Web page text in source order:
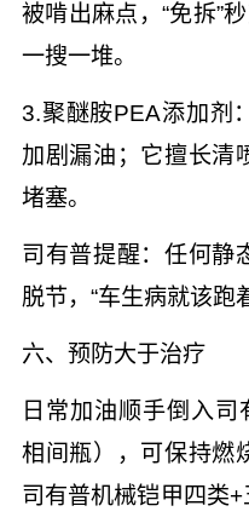
被啃出麻点，“免拆”
一搜一堆。
3.聚醚胺PEA添加剂
加剧漏油；它擅长清
堵塞。
司有普提醒：任何静
脱节，“车生病就该跑
六、预防大于治疗
日常加油顺手倒入
相间瓶），可保持燃
司有普机械铠甲四类+